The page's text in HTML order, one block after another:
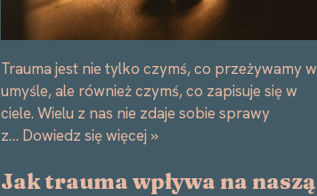
Trauma jest nie tylko czymś, co przeżywamy w
umyśle, ale również czymś, co zapisuje się w
ciele. Wielu z nas nie zdaje sobie sprawy
z… Dowiedz się więcej »
Jak trauma wpływa na naszą